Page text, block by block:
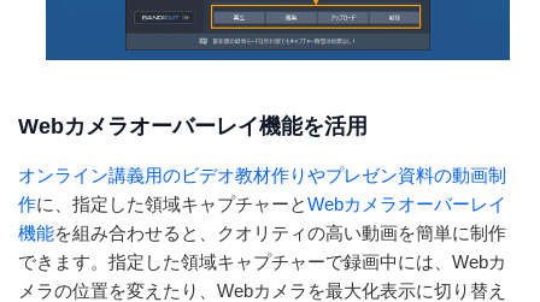
Webカメラオーバーレイ機能を活用
オンライン講義用のビデオ教材作りやプレゼン資料の動画制
作に、指定した領域キャプチャーとWebカメラオーバーレイ
機能を組み合わせると、クオリティの高い動画を簡単に制作
できます。指定した領域キャプチャーで録画中には、Webカ
メラの位置を変えたり、Webカメラを最大化表示に切り替え